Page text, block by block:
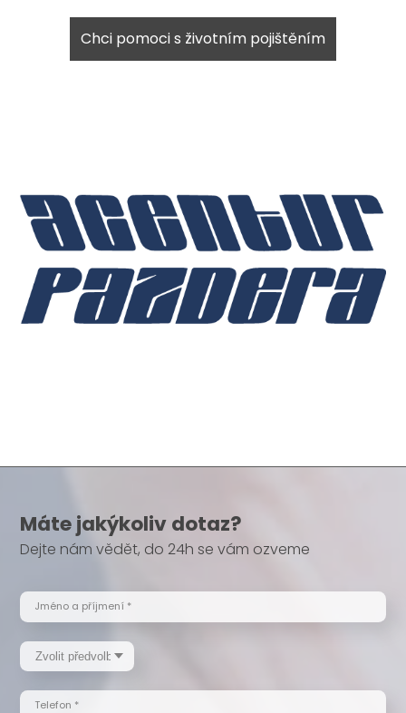
Chci pomoci s životním pojištěním
Máte jakýkoliv dotaz?
Dejte nám vědět, do 24h se vám ozveme
Jméno a příjmení *
Telefon *